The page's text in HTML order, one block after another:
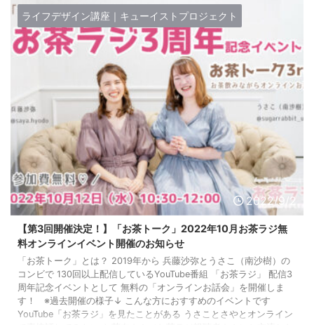
ライフデザイン講座｜キューイストプロジェクト
2022/9/2
【第3回開催決定！】「お茶トーク」2022年10月お茶ラジ無
料オンラインイベント開催のお知らせ
「お茶トーク」とは？ 2019年から 兵藤沙弥とうさこ（南沙樹）の
コンビで 130回以上配信しているYouTube番組 「お茶ラジ」 配信3
周年記念イベントとして 無料の「オンラインお話会」を開催しま
す！ ※過去開催の様子↓ こんな方におすすめのイベントです
YouTube「お茶ラジ」を見たことがある うさことさやとオンライン